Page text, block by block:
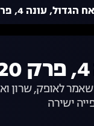
עונה 4, פרק 20: היום שאחרי אליאב
לאופק, שרון
ישירה